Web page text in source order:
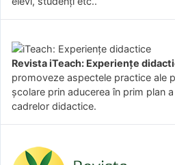
Revista iTeach: Experienţe
promoveze aspectele practice ale
şcolare prin aducerea în prim plan
cadrelor didactice.